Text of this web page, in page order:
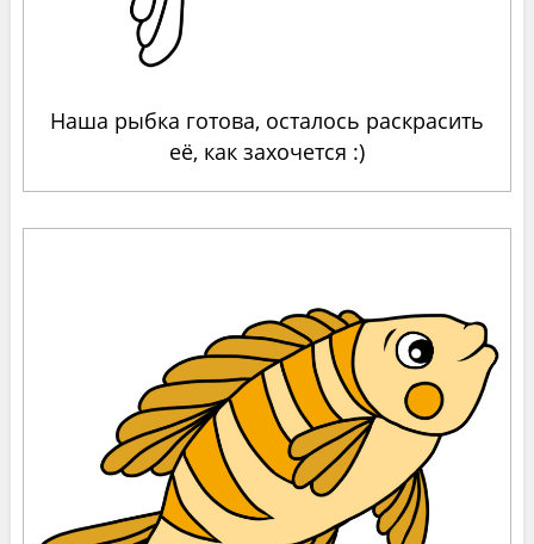
Наша рыбка готова, осталось раскрасить
её, как захочется :)